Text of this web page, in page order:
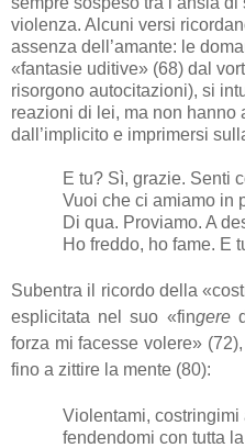
violenza. Alcuni versi
assenza dell’amante: le
«fantasie uditive» (68) dal
risorgono autocitazioni), si
reazioni di lei, ma non hanno
dall’implicito e imprimersi
E tu? Sì, grazie. Senti
Vuoi che ci amiamo in
Di qua. Proviamo. A
Ho freddo, ho fame. E
Subentra il ricordo della
esplicitata nel suo «fingere
forza mi facesse volere»
fino a zittire la mente (80):
Violentami, costringimi
fendendomi con tutta